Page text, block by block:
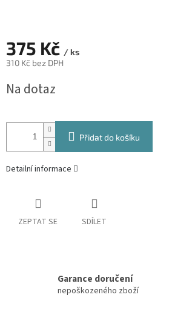
375 Kč / ks
310 Kč bez DPH
cena:
Na dotaz
Přidat do košíku
Detailní informace
ZEPTAT SE SDÍLET
Garance doručení
nepoškozeného zboží